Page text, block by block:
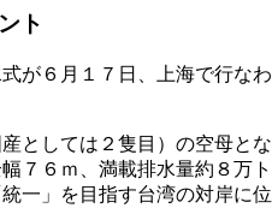
ト
が６月１７日、上海で行なわ
としては２隻目）の空母とな
７６ｍ、満載排水量約８万ト
一」を目指す台湾の対岸に位